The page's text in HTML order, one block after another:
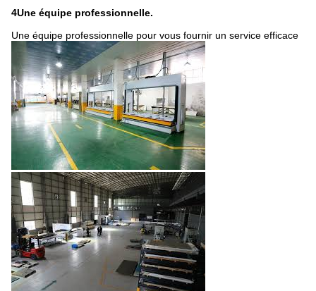
4Une équipe professionnelle.
Une équipe professionnelle pour vous fournir un service efficace